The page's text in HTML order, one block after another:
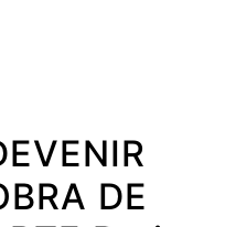
DE